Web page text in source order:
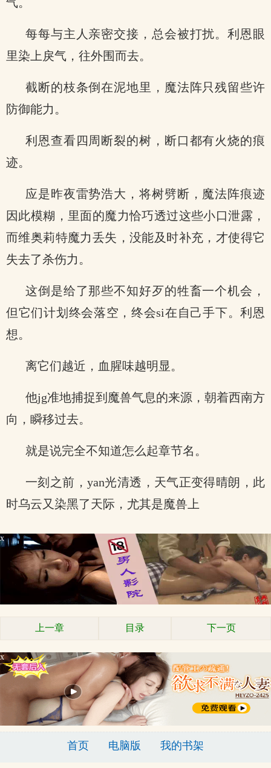
每每与主人亲密交接，总会被打扰。利恩眼
里染上戾气，往外围而去。
截断的枝条倒在泥地里，魔法阵只残留些许
防御能力。
利恩查看四周断裂的树，断口都有火烧的痕
迹。
应是昨夜雷势浩大，将树劈断，魔法阵痕迹
因此模糊，里面的魔力恰巧透过这些小口泄露，
而维奥莉特魔力丢失，没能及时补充，才使得它
失去了杀伤力。
这倒是给了那些不知好歹的牲畜一个机会，
但它们计划终会落空，终会si在自己手下。利恩
想。
离它们越近，血腥味越明显。
他jg准地捕捉到魔兽气息的来源，朝着西南方
向，瞬移过去。
就是说完全不知道怎么起章节名。
一刻之前，yan光清透，天气正变得晴朗，此
时乌云又染黑了天际，尤其是魔兽上
x
上一章 目录 下一页
x
首页 电脑版 我的书架